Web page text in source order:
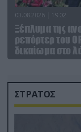
03.08.2026 | 19:02
Ξέπλυμα της
ρεπόρτερ του
δικαίωμα στο
ΣΤΡΑΤΟΣ